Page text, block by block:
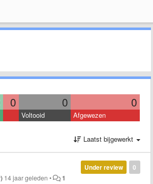
0 0 0
Voltooid Afgewezen
Laatst bijgewerkt
0
Under review
14 jaar geleden • 1